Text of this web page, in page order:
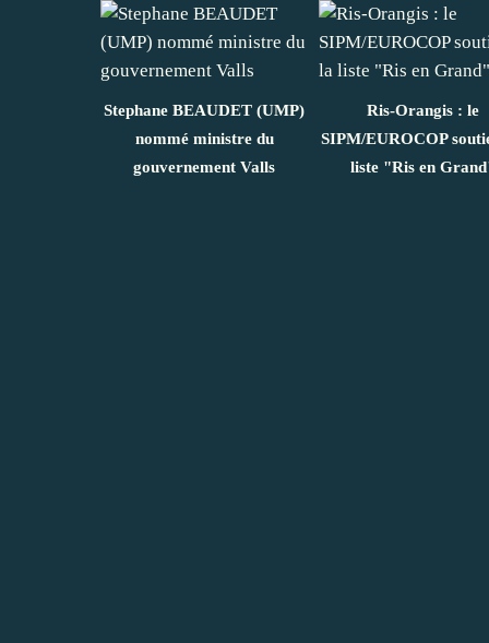
Stephane BEAUDET (UMP)
nommé ministre du
gouvernement Valls
Ris-Orangis : le
SIPM/EUROCOP
liste "Ris en